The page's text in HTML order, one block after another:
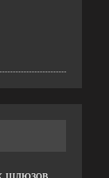
шлюзов